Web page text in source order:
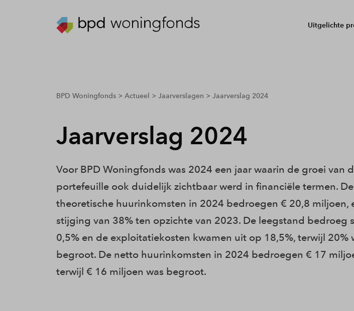
Uitgelichte
breadcrumbs.youarehere
BPD Woningfonds Actueel Jaarverslagen Jaarverslag 2024
Jaarverslag 2024
Voor BPD Woningfonds was 2024 een jaar waarin de groei van
portefeuille ook duidelijk zichtbaar werd in financiële termen. De
theoretische huurinkomsten in 2024 bedroegen € 20,8 miljoen,
stijging van 38% ten opzichte van 2023. De leegstand bedroeg
0,5% en de exploitatiekosten kwamen uit op 18,5%, terwijl 20%
begroot. De netto huurinkomsten in 2024 bedroegen € 17
terwijl € 16 miljoen was begroot.